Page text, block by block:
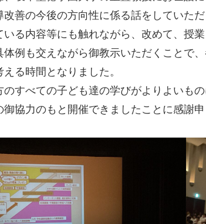
改善の今後の方向性に係る話をしていた
いる内容等にも触れながら、改めて、授
体例も交えながら御教示いただくことで
る時間となりました。
すべての子ども達の学びがよりよいも
御協力のもと開催できましたことに感謝申